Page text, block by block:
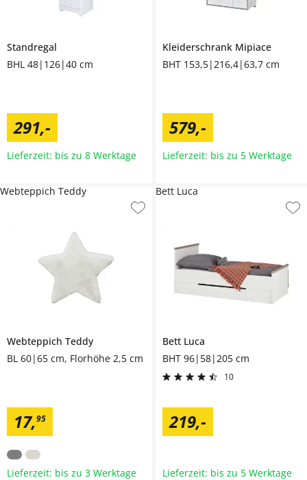
Standregal
BHL 48|126|40 cm
291,-
Lieferzeit: bis zu 8 Werktage
Kleiderschrank Mipiace
BHT 153,5|216,4|63,7 cm
579,-
Lieferzeit: bis zu 5 Werktage
Webteppich Teddy
BL 60|65 cm, Florhöhe 2,5 cm
17,95
Webteppich Teddy
Lieferzeit: bis zu 3 Werktage
Bett Luca
BHT 96|58|205 cm
10
219,-
Bett Luca
Lieferzeit: bis zu 5 Werktage